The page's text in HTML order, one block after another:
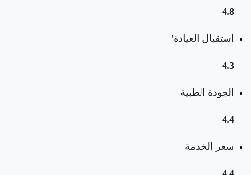
4.8
استقبال العيادة'
4.3
الجودة الطبية
4.4
سعر الخدمة